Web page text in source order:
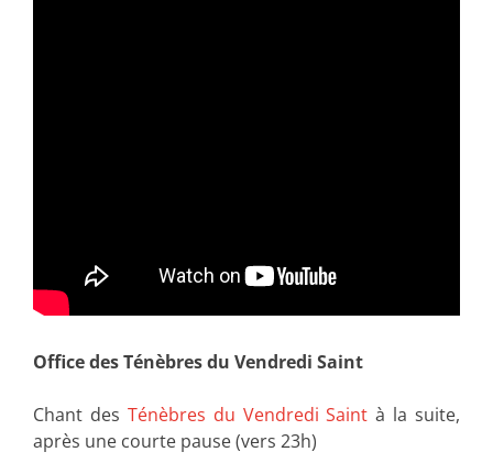
Office des Ténèbres du Vendredi Saint
Chant des Ténèbres du Vendredi Saint à la suite,
après une courte pause (vers 23h)